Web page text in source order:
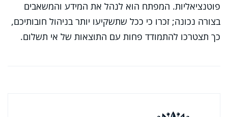
פוטנציאליות. המפתח הוא לנהל את המידע והמשאבים
בצורה נכונה; זכרו כי ככל שתשקיעו יותר בניהול חובותיכם,
כך תצטרכו להתמודד פחות עם התוצאות של אי תשלום.